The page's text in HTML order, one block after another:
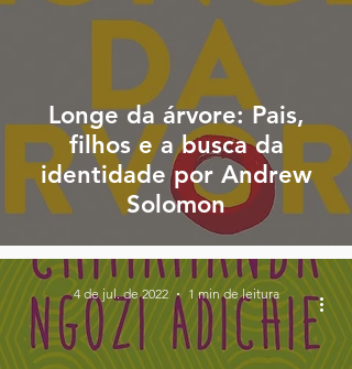
Longe da árvore: Pais,
filhos e a busca da
identidade por Andrew
Solomon
4 de jul. de 2022 1 min de leitura